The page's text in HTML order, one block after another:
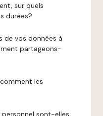
sur quels
durées?
de vos données à
partageons-
les
sont-elles